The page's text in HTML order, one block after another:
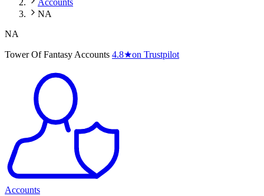
Accounts
NA
NA
Tower Of Fantasy Accounts 4.8★on Trustpilot
Accounts